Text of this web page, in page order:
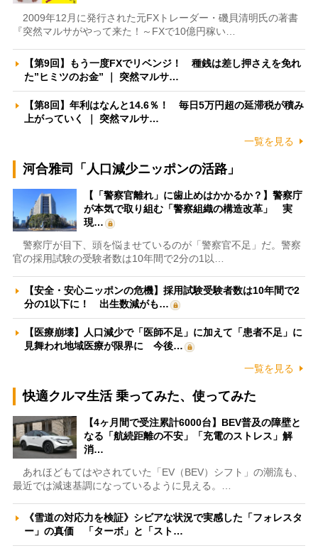
2009年12月に発行された元FXトレーダー・磯貝清明氏の著書
『突然マルサがやって来た！～FXで10億円稼い…
【第9回】もう一度FXでリベンジ！ 種銭は差し押さえを免れ
た”ヒミツのお金” ｜ 突然マルサ…
【第8回】年利はなんと14.6％！ 毎日5万円超の延滞税が積み
上がっていく ｜ 突然マルサ…
一覧を見る
河合雅司「人口減少ニッポンの活路」
【「警察官離れ」に歯止めはかかるか？】警察庁
が本気で取り組む「警察組織の構造改革」 実
現…
警察庁が目下、頭を悩ませているのが「警察官不足」だ。警察
官の採用試験の受験者数は10年間で2分の1以…
【安全・安心ニッポンの危機】採用試験受験者数は10年間で2
分の1以下に！ 出生数減がも…
【医療崩壊】人口減少で「医師不足」に加えて「患者不足」に
見舞われ地域医療が限界に 今後…
一覧を見る
快適クルマ生活 乗ってみた、使ってみた
【4ヶ月間で受注累計6000台】BEV普及の障壁と
なる「航続距離の不安」「充電のストレス」解
消…
あれほどもてはやされていた「EV（BEV）シフト」の潮流も、
最近では減速基調になっているように見える。…
《雪道の対応力を検証》シビアな状況で実感した「フォレスタ
ー」の真価 「ターボ」と「スト…